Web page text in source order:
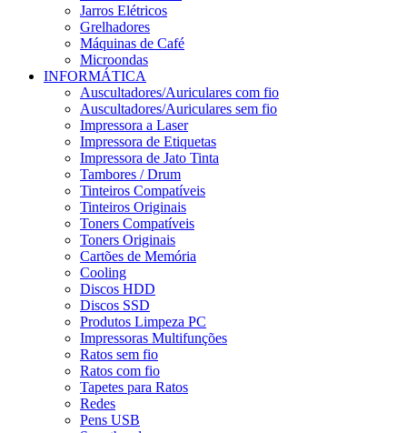
Jarros Elétricos
Grelhadores
Máquinas de Café
Microondas
INFORMÁTICA
Auscultadores/Auriculares com fio
Auscultadores/Auriculares sem fio
Impressora a Laser
Impressora de Etiquetas
Impressora de Jato Tinta
Tambores / Drum
Tinteiros Compatíveis
Tinteiros Originais
Toners Compatíveis
Toners Originais
Cartões de Memória
Cooling
Discos HDD
Discos SSD
Produtos Limpeza PC
Impressoras Multifunções
Ratos sem fio
Ratos com fio
Tapetes para Ratos
Redes
Pens USB